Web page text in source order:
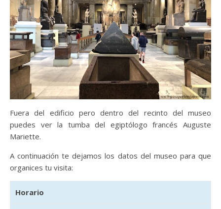
Fuera del edificio pero dentro del recinto del museo
puedes ver la tumba del egiptólogo francés Auguste
Mariette.
A continuación te dejamos los datos del museo para que
organices tu visita:
Horario